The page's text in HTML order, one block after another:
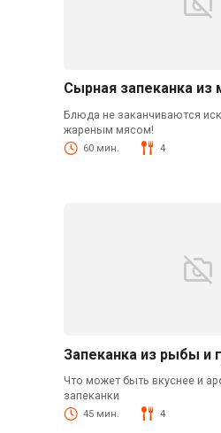
Сырная запеканка из
Блюда не заканчиваются
жареным мясом!
60 мин. 4
Запеканка из рыбы и
Что может быть вкуснее и
запеканки
45 мин. 4